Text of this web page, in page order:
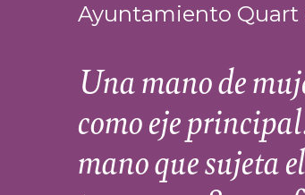
Ayuntamiento Quart
Una mano de
como eje
mano que sujeta